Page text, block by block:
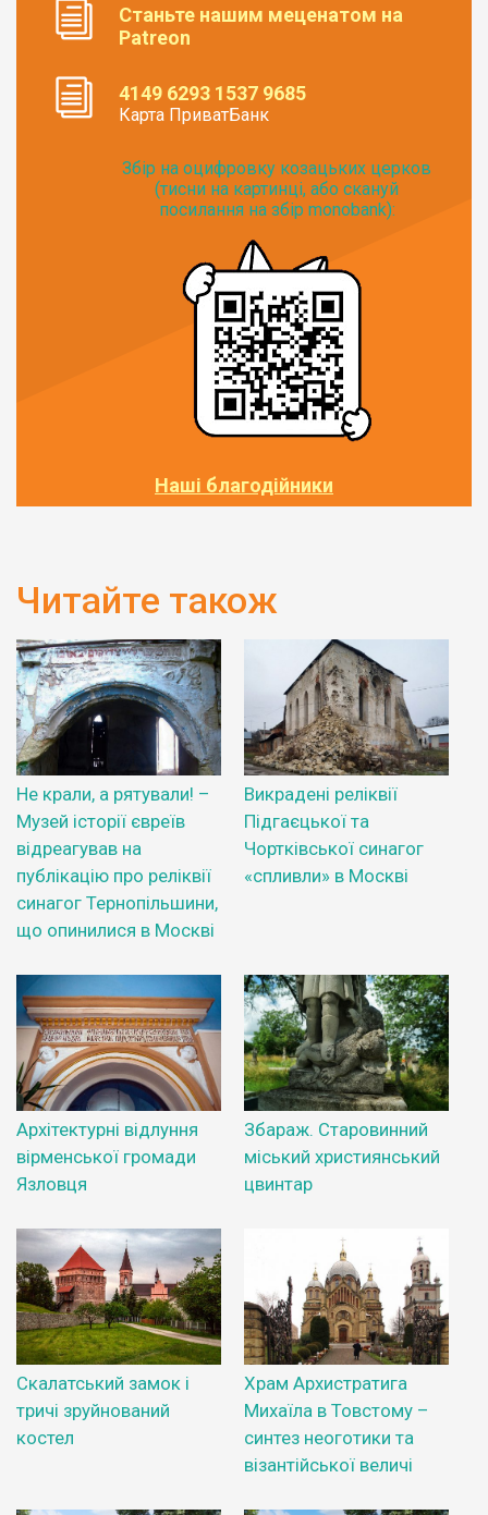
Станьте нашим меценатом на
Patreon
4149 6293 1537 9685
Карта ПриватБанк
Збір на оцифровку козацьких церков
(тисни на картинці, або скануй
посилання на збір monobank):
Наші благодійники
Читайте також
Не крали, а рятували! –
Музей історії євреїв
відреагував на
публікацію про реліквії
синагог Тернопільшини,
що опинилися в Москві
Викрадені реліквії
Підгаєцької та
Чортківської синагог
«спливли» в Москві
Архітектурні відлуння
вірменської громади
Язловця
Збараж. Старовинний
міський християнський
цвинтар
Скалатський замок і
тричі зруйнований
костел
Храм Архистратига
Михаїла в Товстому –
синтез неоготики та
візантійської величі